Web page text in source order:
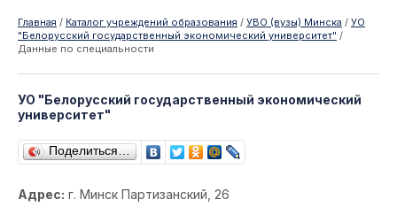
Главная / Каталог учреждений образования / УВО (вузы) Минска / УО
"Белорусский государственный экономический университет" /
Данные по специальности
УО "Белорусский государственный экономический
университет"
Поделиться…
Адрес: г. Минск Партизанский, 26